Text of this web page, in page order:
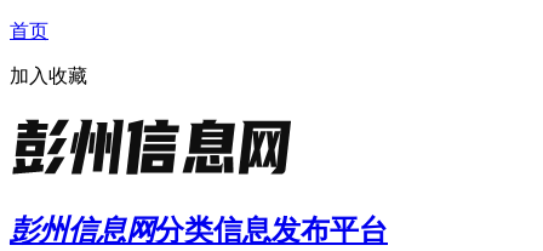
首页
加入收藏
彭州信息网分类信息发布平台